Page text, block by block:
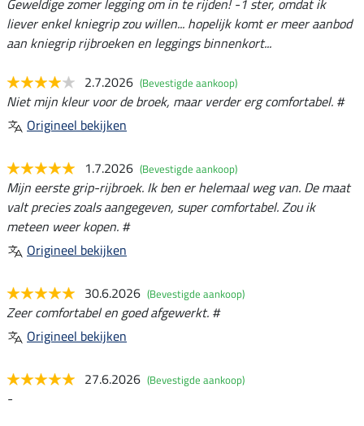
liever enkel kniegrip zou willen... hopelijk komt er meer aanbod
aan kniegrip rijbroeken en leggings binnenkort...
2.7.2026 (Bevestigde aankoop)
Niet mijn kleur voor de broek, maar verder erg comfortabel. #
Origineel bekijken
1.7.2026 (Bevestigde aankoop)
Mijn eerste grip-rijbroek. Ik ben er helemaal weg van. De maat
valt precies zoals aangegeven, super comfortabel. Zou ik
meteen weer kopen. #
Origineel bekijken
30.6.2026 (Bevestigde aankoop)
Zeer comfortabel en goed afgewerkt. #
Origineel bekijken
27.6.2026 (Bevestigde aankoop)
-